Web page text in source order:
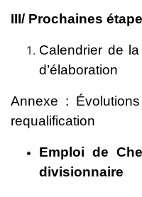
III/ Prochaines
Calendrier de
d’élaboration
Annexe :
requalification
Emploi de
divisionnaire